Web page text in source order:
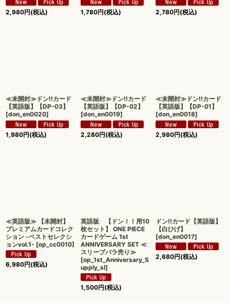
2,980円(税込) 1,780円(税込) 2,780円(税込)
≪未開封≫ドン!!カード
【英語版】【DP-03】
[don_en0020]
1,980円(税込)
≪未開封≫ドン!!カード
【英語版】【DP-02】
[don_en0019]
2,280円(税込)
≪未開封≫ドン!!カード
【英語版】【DP-01】
[don_en0018]
2,980円(税込)
≪英語版≫ 【未開封】
プレミアムカードコレク
ション -ベストセレクシ
ョンvol.1- [op_cc0010]
6,980円(税込)
英語版 【ドン！！用10
枚セット】 ONE PIECE
カードゲーム 1st
ANNIVERSARY SET ≪
スリーブバラ売り≫
[op_1st_Anniversary_S
upply_sl]
1,500円(税込)
ドン!!カード【英語版】
【白ひげ】
[don_en0017]
2,680円(税込)